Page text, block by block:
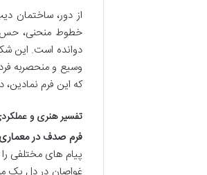
از دور، ساختمان
خطوط منحنی، حس
دوانده است. این
وسیع و منحصربه
که این فرم
تفسیر هنری و
فرم صدف در
پیام های مختلفی